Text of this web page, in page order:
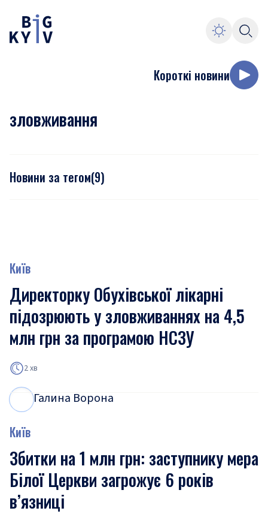
Короткі новини
зловживання
Новини за тегом(9)
Київ
Директорку Обухівської лікарні
підозрюють у зловживаннях на 4,5
млн грн за програмою НСЗУ
2 хв
Галина Ворона
Київ
Збитки на 1 млн грн: заступнику мера
Білої Церкви загрожує 6 років
в’язниці